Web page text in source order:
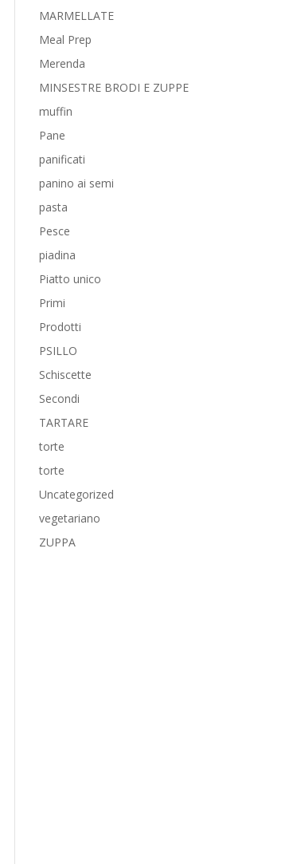
MARMELLATE
Meal Prep
Merenda
MINSESTRE BRODI E ZUPPE
muffin
Pane
panificati
panino ai semi
pasta
Pesce
piadina
Piatto unico
Primi
Prodotti
PSILLO
Schiscette
Secondi
TARTARE
torte
torte
Uncategorized
vegetariano
ZUPPA